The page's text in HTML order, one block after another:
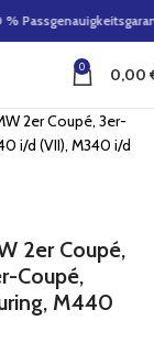
0 0,00
2er Coupé, 3er-
i/d (VII), M340 i/d
2er Coupé,
Coupé,
M440